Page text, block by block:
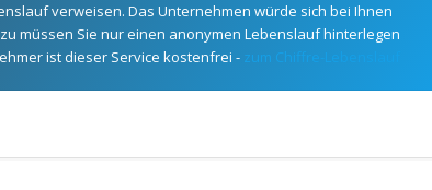
verweisen. Das Unternehmen würde sich bei Ihnen
müssen Sie nur einen anonymen Lebenslauf hinterlegen
ist dieser Service kostenfrei - zum Chiffre-Lebenslauf